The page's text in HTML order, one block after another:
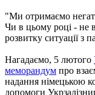
"Ми отримаємо
Чи в цьому році - не
розвитку ситуації з
Нагадаємо, 5 лютого
меморандум про
надання німецькою
допомоги